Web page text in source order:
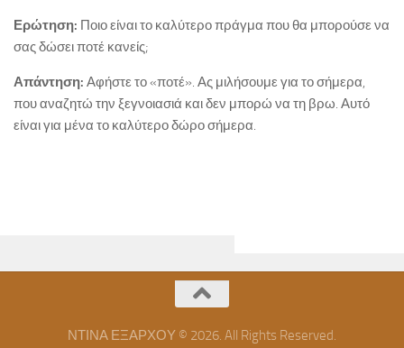
Ερώτηση: Ποιο είναι το καλύτερο πράγμα που θα μπορούσε να
σας δώσει ποτέ κανείς;
Απάντηση: Αφήστε το «ποτέ». Ας μιλήσουμε για το σήμερα,
που αναζητώ την ξεγνοιασιά και δεν μπορώ να τη βρω. Αυτό
είναι για μένα το καλύτερο δώρο σήμερα.
ΝΤΙΝΑ ΕΞΑΡΧΟΥ © 2026. All Rights Reserved.